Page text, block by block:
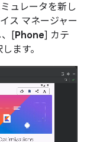
ュレータを新し
ス マネージャー
、[Phone] カテ
ます。